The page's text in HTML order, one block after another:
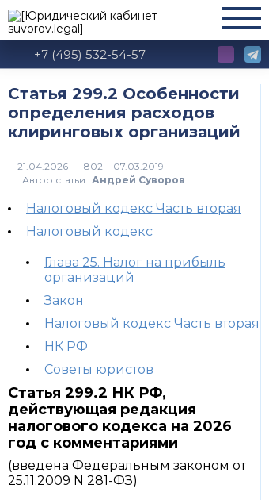
+7 (495) 532-54-57
Статья 299.2 Особенности
определения расходов
клиринговых организаций
802
Автор статьи: Андрей Суворов
Налоговый кодекс Часть вторая
Налоговый кодекс
Глава 25. Налог на прибыль
организаций
Закон
Налоговый кодекс Часть вторая
НК РФ
Советы юристов
Статья 299.2 НК РФ,
действующая редакция
налогового кодекса на 2026
год с комментариями
(введена Федеральным законом от
25.11.2009 N 281-ФЗ)